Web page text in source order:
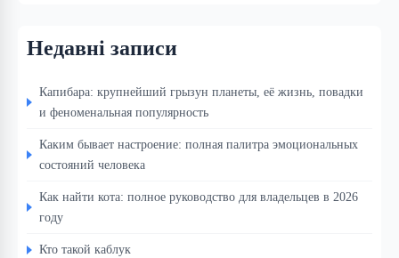
Недавні записи
Капибара: крупнейший грызун планеты, её жизнь, повадки
и феноменальная популярность
Каким бывает настроение: полная палитра эмоциональных
состояний человека
Как найти кота: полное руководство для владельцев в 2026
году
Кто такой каблук